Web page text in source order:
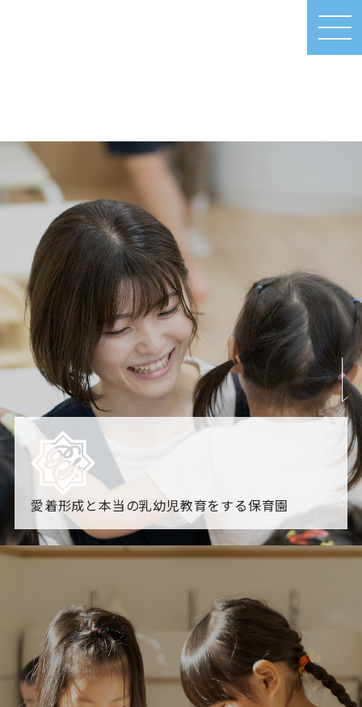
MEN
U
愛着形成と本当の乳幼児教育をする保育園
園からのお知らせ
「すくすく子育て」でリトルスター保育園が紹介されま
各園のブログ
2026.08.06 赤しそジュース作り～にじ組～2026.08.0
5 【そら組】誕生会
一覧を見る